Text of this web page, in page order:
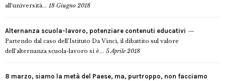
all’università... 18 Giugno 2018
Alternanza scuola-lavoro, potenziare contenuti educativi
Partendo dal caso dell’Istituto Da Vinci, il dibattito sul valore
dell’alternanza scuola-lavoro si è... 5 Aprile 2018
8 marzo, siamo la metà del Paese, ma, purtroppo, non facciamo